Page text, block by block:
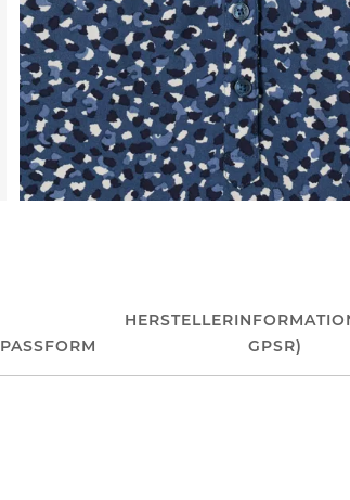
PASSFORM
GPSR)